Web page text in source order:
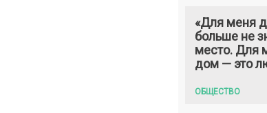
«Для меня
больше не
место. Для
дом — это
ОБЩЕСТВО